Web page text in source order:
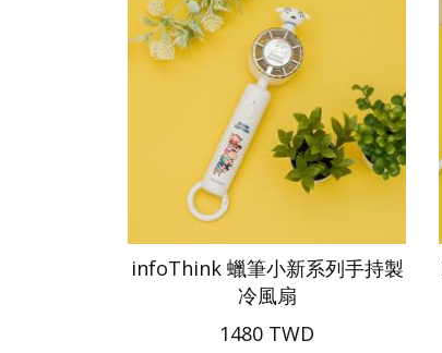
infoThink 蠟筆小新系列手持製
冷風扇
1480 TWD